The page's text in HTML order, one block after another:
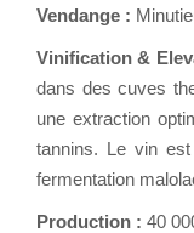
Vendange :
Vinification &
dans des cuves
une extraction
tannins. Le vin
fermentation
Production : 40